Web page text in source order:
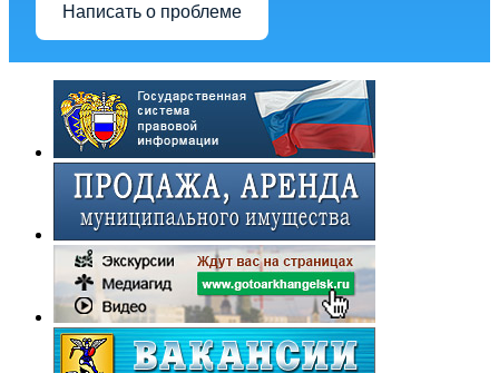
Написать о проблеме